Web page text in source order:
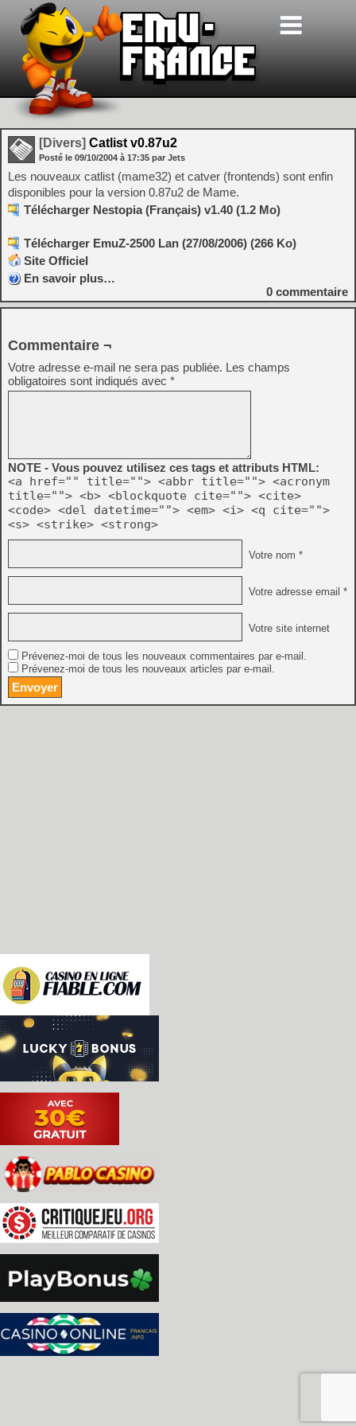
[Divers] Catlist v0.87u2
Posté le 09/10/2004 à 17:35 par Jets
Les nouveaux catlist (mame32) et catver (frontends) sont enfin
disponibles pour la version 0.87u2 de Mame.
Télécharger Nestopia (Français) v1.40 (1.2 Mo)
Télécharger EmuZ-2500 Lan (27/08/2006) (266 Ko)
Site Officiel
En savoir plus…
0 commentaire
Commentaire ¬
Votre adresse e-mail ne sera pas publiée. Les champs
obligatoires sont indiqués avec *
NOTE - Vous pouvez utilisez ces tags et attributs HTML:
<a href="" title=""> <abbr title=""> <acronym
title=""> <b> <blockquote cite=""> <cite>
<code> <del datetime=""> <em> <i> <q cite="">
<s> <strike> <strong>
Votre nom *
Votre adresse email *
Votre site internet
Prévenez-moi de tous les nouveaux commentaires par e-mail.
Prévenez-moi de tous les nouveaux articles par e-mail.